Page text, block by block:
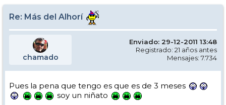
Re: Más del Alhorí
chamado
Enviado: 29-12-2011 13:48
Registrado: 21 años antes
Mensajes: 7.734
Pues la pena que tengo es que es de 3 meses
soy un niñato